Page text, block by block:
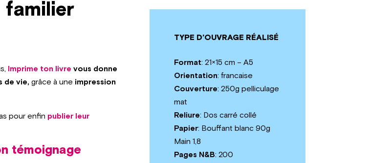
familier
Imprime ton livre vous donne
de vie,grâce à une impression
pour enfin publier leur
témoignage
TYPE D’OUVRAGE RÉALISÉ
Format: 21×15 cm – A5
Orientation: francaise
Couverture: 250g pelliculage
mat
Reliure: Dos carré collé
Papier: Bouffant blanc 90g
Main 1,8
Pages N&B: 200